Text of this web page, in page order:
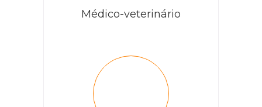
Médico-veterinário